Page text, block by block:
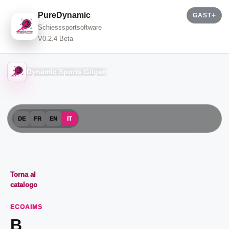
PureDynamic
Schiesssportsoftware
V0.2.4 Beta
GAST
Dynamic Sports Gilgen
DE FR EN IT
Torna al
catalogo
ECOAIMS
B